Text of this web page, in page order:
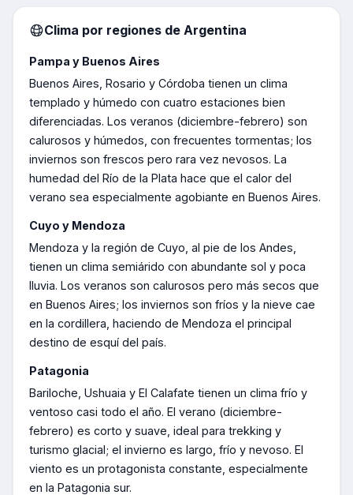
Clima por regiones deArgentina
Pampa y Buenos Aires
Buenos Aires, Rosario y Córdoba tienen un clima
templado y húmedo con cuatro estaciones bien
diferenciadas. Los veranos (diciembre-febrero) son
calurosos y húmedos, con frecuentes tormentas; los
inviernos son frescos pero rara vez nevosos. La
humedad del Río de la Plata hace que el calor del
verano sea especialmente agobiante en Buenos Aires.
Cuyo y Mendoza
Mendoza y la región de Cuyo, al pie de los Andes,
tienen un clima semiárido con abundante sol y poca
lluvia. Los veranos son calurosos pero más secos que
en Buenos Aires; los inviernos son fríos y la nieve cae
en la cordillera, haciendo de Mendoza el principal
destino de esquí del país.
Patagonia
Bariloche, Ushuaia y El Calafate tienen un clima frío y
ventoso casi todo el año. El verano (diciembre-
febrero) es corto y suave, ideal para trekking y
turismo glacial; el invierno es largo, frío y nevoso. El
viento es un protagonista constante, especialmente
en la Patagonia sur.